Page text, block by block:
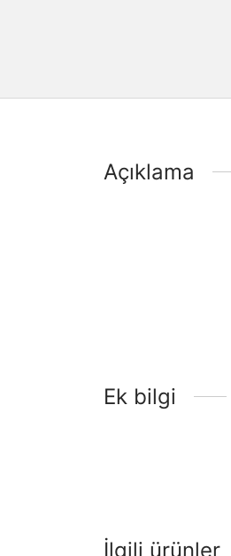
Açıklama
Ek bilgi
İlgili ürünler